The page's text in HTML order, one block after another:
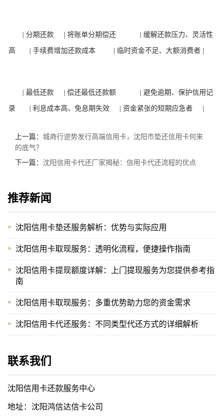
| 分期还款 | 将账单分期偿还 | 缓解还款压力、灵活性
高 | 手续费增加还款成本 | 临时资金不足、大额消费者 |
| 最低还款 | 偿还最低还款额 | 避免逾期、保护信用记
录 | 利息成本高、免息期失效 | 资金紧张的短期应急者 |
上一篇： 城商行逆势发行高端信用卡，沈阳市垫还信用卡何来
的底气？
下一篇： 沈阳信用卡代还厂家揭秘：信用卡代还流程的优点
推荐新闻
沈阳信用卡垫还服务解析：优势与实际应用
沈阳信用卡取现服务：透明化流程，便捷操作指南
沈阳信用卡提现额度详解：上门提现服务为您提供参考指
南
沈阳信用卡取现服务：多重优势助力您的资金需求
沈阳信用卡代还服务：不同类型代还方式的详细解析
联系我们
沈阳信用卡还款服务中心
地址：沈阳鸿信达信卡公司